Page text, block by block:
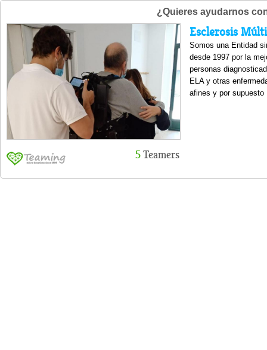
¿Quieres ayudarnos
Esclerosis
Somos una Entidad
desde 1997 por la
personas
ELA y otras
afines y por
5Teamers